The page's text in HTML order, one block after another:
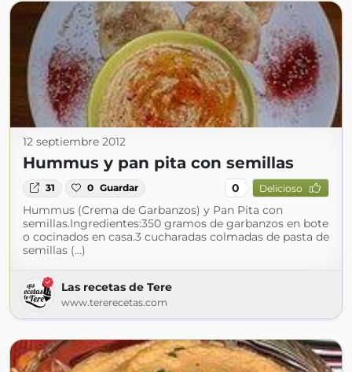
12 septiembre 2012
Hummus y pan pita con semillas
31 0 Guardar 0 Delicioso
Hummus (Crema de Garbanzos) y Pan Pita con
semillas.Ingredientes:350 gramos de garbanzos en bote
o cocinados en casa.3 cucharadas colmadas de pasta de
semillas (...)
Las recetas de Tere
www.tererecetas.com